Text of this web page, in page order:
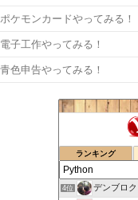
ポケモンカードやってみる！
電子工作やってみる！
青色申告やってみる！
ランキング
4位 デンブロク